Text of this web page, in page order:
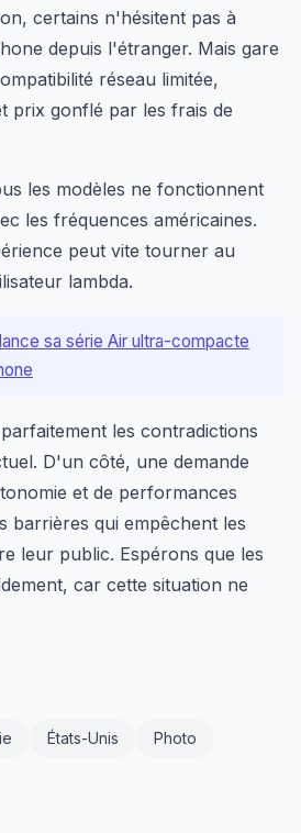
certains n'hésitent pas à
depuis l'étranger. Mais gare
réseau limitée,
prix gonflé par les frais de
les modèles ne fonctionnent
les fréquences américaines.
peut vite tourner au
lambda.
sa série Air ultra-compacte
les contradictions
D'un côté, une demande
et de performances
barrières qui empêchent les
leur public. Espérons que les
car cette situation ne
États-Unis Photo